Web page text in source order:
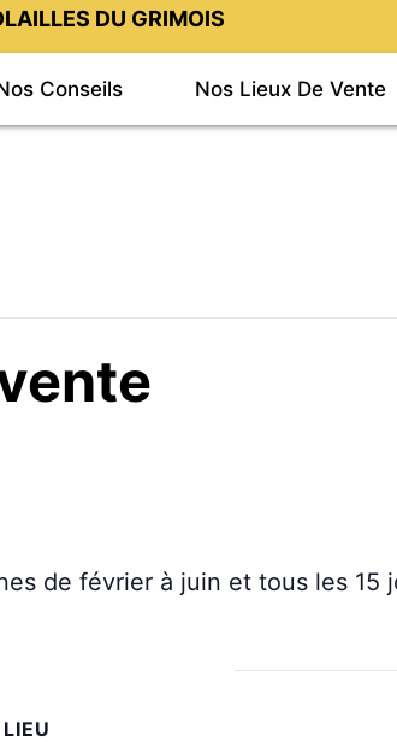
DU GRIMOIS
Conseils Nos Lieux De Vente
de février à juin et tous les 15
LIEU